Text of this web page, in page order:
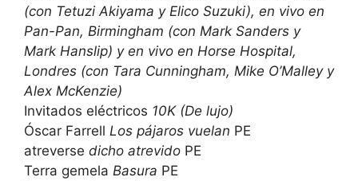
(con Tetuzi Akiyama y Elico Suzuki), en vivo en
Pan-Pan, Birmingham (con Mark Sanders y
Mark Hanslip) y en vivo en Horse Hospital,
Londres (con Tara Cunningham, Mike O’Malley y
Alex McKenzie)
Invitados eléctricos 10K (De lujo)
Óscar Farrell Los pájaros vuelan PE
atreverse dicho atrevido PE
Terra gemela Basura PE